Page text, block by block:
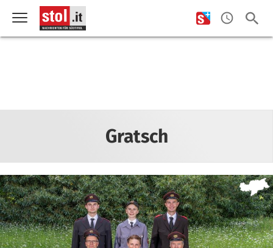
Gratsch